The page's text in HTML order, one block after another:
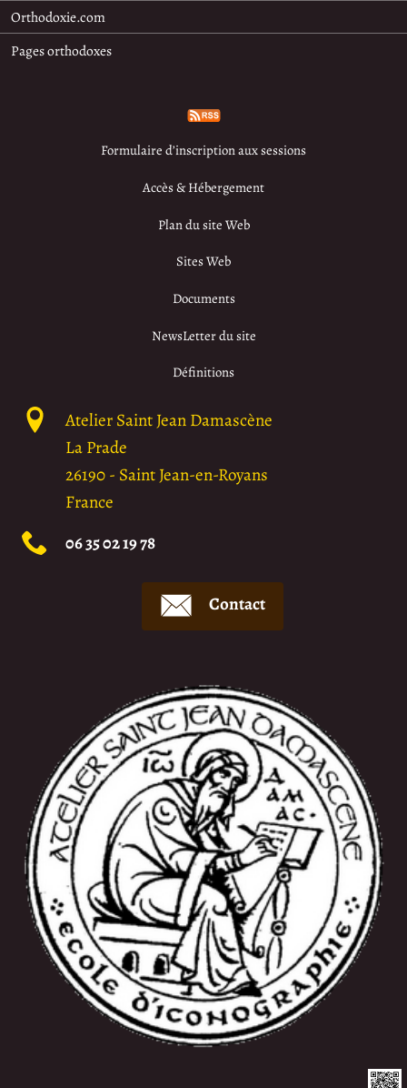
Orthodoxie.com
Pages orthodoxes
Formulaire d’inscription aux sessions
Accès & Hébergement
Plan du site Web
Sites Web
Documents
NewsLetter du site
Définitions
Atelier Saint Jean Damascène
La Prade
26190- Saint Jean-en-Royans
France
06 35 02 19 78
Contact